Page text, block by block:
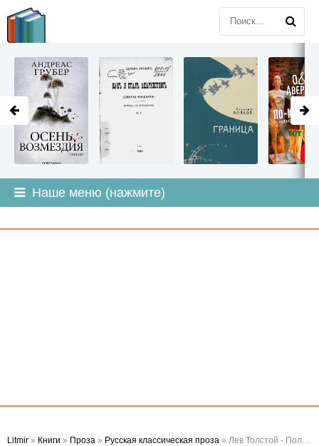
Наше меню (нажмите)
Litmir » Книги » Проза » Русская классическая проза » Лев Толстой - Полное собрание сочинений в 90 томах. Том 18. Анна Каренина
LITMIR.ORG